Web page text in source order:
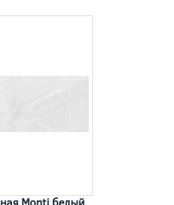
Monti белый